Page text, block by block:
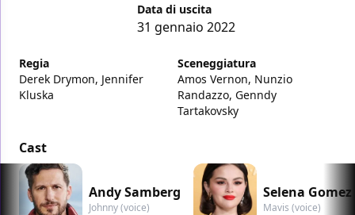
Data di uscita
31 gennaio 2022
Regia
Derek Drymon, Jennifer
Kluska
Sceneggiatura
Amos Vernon, Nunzio
Randazzo, Genndy
Tartakovsky
Cast
Andy Samberg
Johnny (voice)
Selena Gomez
Mavis (voice)